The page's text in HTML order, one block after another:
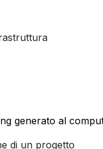
di un progetto